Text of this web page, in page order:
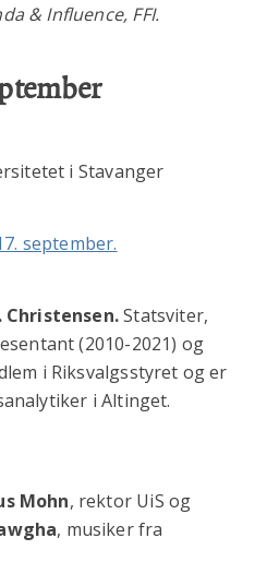
& Influence, FFI.
i Stavanger
september.
Christensen.Statsviter,
(2010-2021) og
i Riksvalgsstyret og er
i Altinget.
Mohn, rektor UiS og
, musiker fra